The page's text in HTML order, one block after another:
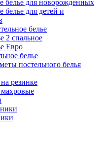
белье для новорожденных
белье для детей и
белье
2 спальное
Евро
белье
постельного белья
резинке